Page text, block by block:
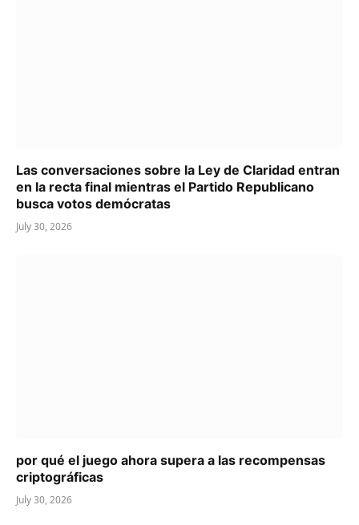
Las conversaciones sobre la Ley de Claridad entran
en la recta final mientras el Partido Republicano
busca votos demócratas
July 30, 2026
por qué el juego ahora supera a las recompensas
criptográficas
July 30, 2026